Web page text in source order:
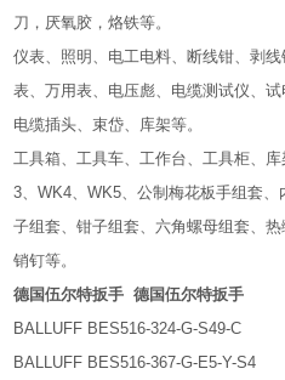
刀，厌氧胶，烙铁等。
仪表、照明、电工电料、断线钳、剥
表、万用表、电压彪、电缆测试仪、
电缆插头、束岱、库架等。
工具箱、工具车、工作台、工具柜、
3、WK4、WK5、公制梅花板手组套
子组套、钳子组套、六角螺母组套、
销钉等。
德国伍尔特扳手 德国伍尔特扳手
BALLUFF BES516-324-G-S49-C
BALLUFF BES516-367-G-E5-Y-S4